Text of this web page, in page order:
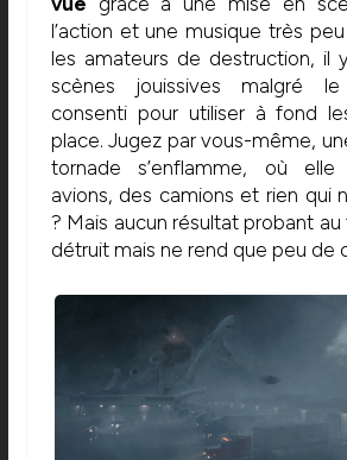
l’action et une musique très
les amateurs de destruction, il
scènes jouissives malgré
consenti pour utiliser à fond
place. Jugez par vous-même,
tornade s’enflamme, où
avions, des camions et rien qui
? Mais aucun résultat probant au
détruit mais ne rend que peu de